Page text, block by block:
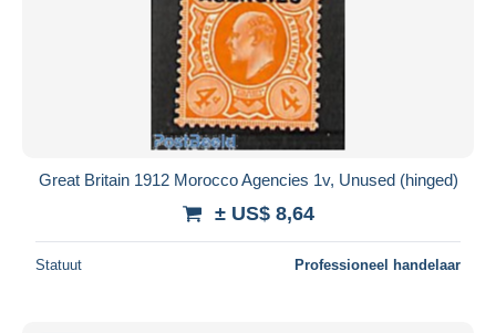
Great Britain 1912 Morocco Agencies 1v, Unused (hinged)
± US$ 8,64
Statuut Professioneel handelaar